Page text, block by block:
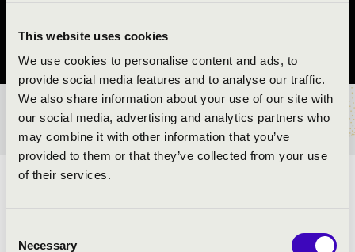
This website uses cookies
We use cookies to personalise content and ads, to
provide social media features and to analyse our traffic.
We also share information about your use of our site with
our social media, advertising and analytics partners who
may combine it with other information that you’ve
provided to them or that they’ve collected from your use
of their services.
Selection
Necessary
BÉRLET- ÉS JEGYÁRAK